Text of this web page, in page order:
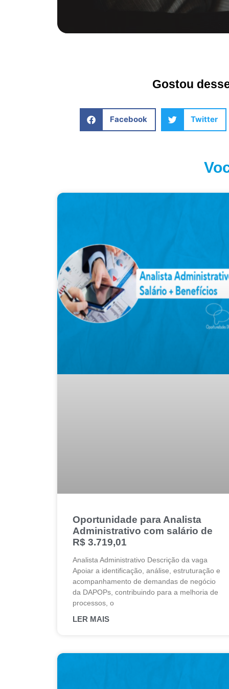
Gostou
Facebook Twitter
Oportunidade para Analista
Administrativo com salário de
R$ 3.719,01
Analista Administrativo Descrição da vaga
Apoiar a identificação, análise, estruturação e
acompanhamento de demandas de negócio
da DAPOPs, contribuindo para a melhoria de
processos, o
LER MAIS